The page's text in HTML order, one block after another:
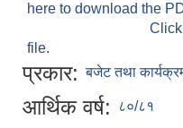
here to download the
file.
प्रकार: बजेट तथा
आर्थिक वर्ष: ८०/८१